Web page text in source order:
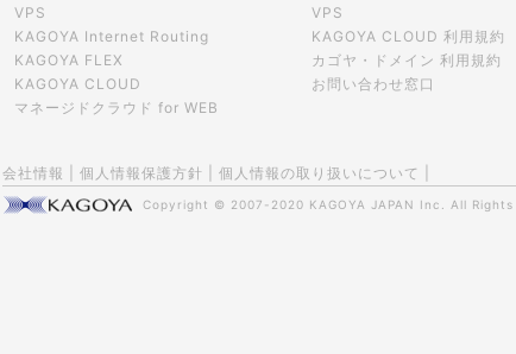
VPS
KAGOYA Internet Routing
KAGOYA FLEX
KAGOYA CLOUD
マネージドクラウド for WEB
VPS
KAGOYA CLOUD 利用規約
カゴヤ・ドメイン 利用規約
お問い合わせ窓口
会社情報 個人情報保護方針 個人情報の取り扱いについて
Copyright © 2007-2020 KAGOYA JAPAN Inc. All Rights